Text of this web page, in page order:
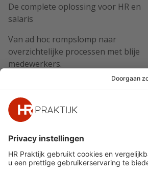
De complete oplossing voor HR en
salaris
Van ad hoc rompslomp naar
overzichtelijke processen met blije
medewerkers.
Snel naar